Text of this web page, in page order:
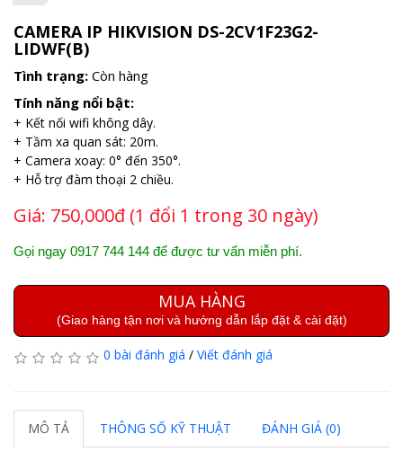
CAMERA IP HIKVISION DS-2CV1F23G2-
LIDWF(B)
Tình trạng: Còn hàng
Tính năng nổi bật:
+ Kết nối wifi không dây.
+ Tầm xa quan sát: 20m.
+ Camera xoay: 0° đến 350°.
+ Hỗ trợ đàm thoại 2 chiều.
Giá: 750,000đ (1 đổi 1 trong 30 ngày)
Gọi ngay 0917 744 144 để được tư vấn miễn phí.
MUA HÀNG
(Giao hàng tận nơi và hướng dẫn lắp đặt & cài đặt)
0 bài đánh giá / Viết đánh giá
MÔ TẢ THÔNG SỐ KỸ THUẬT ĐÁNH GIÁ (0)